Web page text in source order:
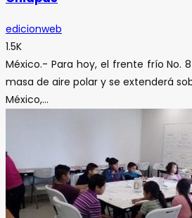
edicionweb
1.5K
México.- Para hoy, el frente frío No.
masa de aire polar y se extenderá
México,...